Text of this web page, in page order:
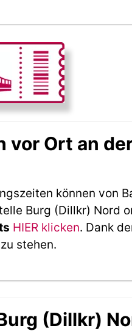
vor Ort an
können von
Burg (Dillkr) Nord
HIER klicken. Dank
stehen.
(Dillkr)